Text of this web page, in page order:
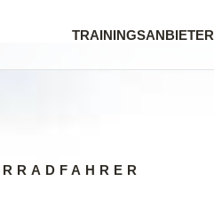
TRAININGSANBIETER